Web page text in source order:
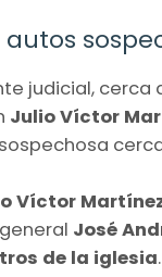
judicial,
Julio Víctor
Víctor
José
de la iglesia